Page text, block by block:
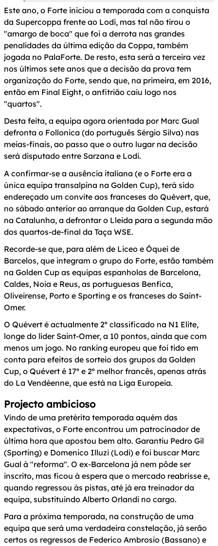
Este ano, o Forte iniciou a temporada com a conquista
da Supercoppa frente ao Lodi, mas tal não tirou o
"amargo de boca" que foi a derrota nas grandes
penalidades da última edição da Coppa, também
jogada no PalaForte. De resto, esta será a terceira vez
nos últimos sete anos que a decisão da prova tem
organização do Forte, sendo que, na primeira, em 2016,
então em Final Eight, o anfitrião caiu logo nos
"quartos".
Desta feita, a equipa agora orientada por Marc Gual
defronta o Follonica (do português Sérgio Silva) nas
meias-finais, ao passo que o outro lugar na decisão
será disputado entre Sarzana e Lodi.
A confirmar-se a ausência italiana (e o Forte era a
única equipa transalpina na Golden Cup), terá sido
endereçado um convite aos franceses do Quévert, que,
no sábado anterior ao arranque da Golden Cup, estará
na Catalunha, a defrontar o Lleida para a segunda mão
dos quartos-de-final da Taça WSE.
Recorde-se que, para além de Liceo e Óquei de
Barcelos, que integram o grupo do Forte, estão também
na Golden Cup as equipas espanholas de Barcelona,
Caldes, Noia e Reus, as portuguesas Benfica,
Oliveirense, Porto e Sporting e os franceses do Saint-
Omer.
O Quévert é actualmente 2º classificado na N1 Elite,
longe do líder Saint-Omer, a 10 pontos, ainda que com
menos um jogo. No ranking europeu que foi tido em
conta para efeitos de sorteio dos grupos da Golden
Cup, o Quévert é 17º e 2º melhor francês, apenas atrás
do La Vendéenne, que está na Liga Europeia.
Projecto ambicioso
Vindo de uma pretérita temporada aquém das
expectativas, o Forte encontrou um patrocinador de
última hora que apostou bem alto. Garantiu Pedro Gil
(Sporting) e Domenico Illuzi (Lodi) e foi buscar Marc
Gual à "reforma". O ex-Barcelona já nem pôde ser
inscrito, mas ficou à espera que o mercado reabrisse e,
quando regressou às pistas, até já era treinador da
equipa, substituindo Alberto Orlandi no cargo.
Para a próxima temporada, na construção de uma
equipa que será uma verdadeira constelação, já serão
certos os regressos de Federico Ambrosio (Bassano) e